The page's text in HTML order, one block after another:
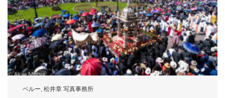
ペルー, 松井章 写真事務所